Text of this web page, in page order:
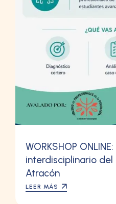
WORKSHOP
interdisciplinario
Atracón
LEER MÁS